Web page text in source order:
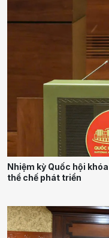
Nhiệm kỳ Quốc hội
thể chế phát triển